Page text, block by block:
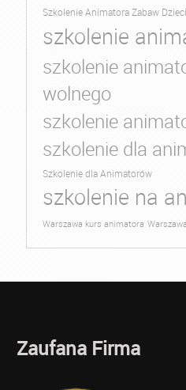
Szkolenie Animatora Zabaw
szkolenie
szkolenie
wolnego
szkolenie
szkolenie dla
Szkolenie dla Animatorów
szkolenie na
Warszawa kurs animatora
Zaufana Firma